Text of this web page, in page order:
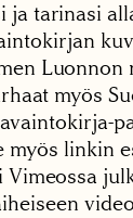
ja tarinasi
Luonnon
myös
myös linkin
Vimeossa